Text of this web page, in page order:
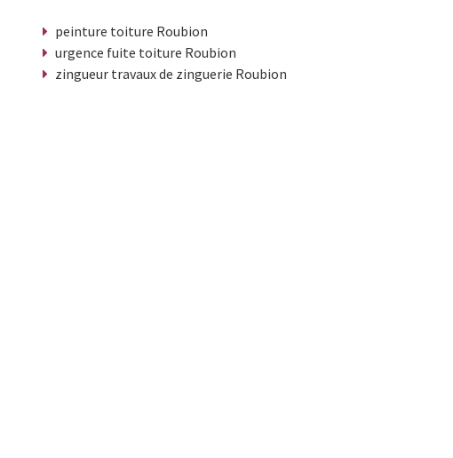
peinture toiture Roubion
urgence fuite toiture Roubion
zingueur travaux de zinguerie Roubion